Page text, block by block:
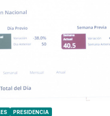
PRESIDENCIA